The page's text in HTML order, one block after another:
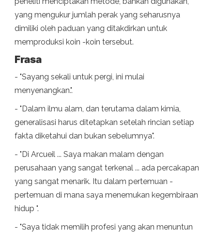
yang mengukur jumlah perak yang seharusnya
dimiliki oleh paduan yang ditakdirkan untuk
memproduksi koin -koin tersebut.
Frasa
- "Sayang sekali untuk pergi, ini mulai
menyenangkan.".
- "Dalam ilmu alam, dan terutama dalam kimia,
generalisasi harus ditetapkan setelah rincian setiap
fakta diketahui dan bukan sebelumnya".
- "Di Arcueil ... Saya makan malam dengan
perusahaan yang sangat terkenal ... ada percakapan
yang sangat menarik. Itu dalam pertemuan -
pertemuan di mana saya menemukan kegembiraan
hidup ".
- "Saya tidak memilih profesi yang akan menuntun